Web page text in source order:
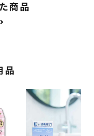
商品
品